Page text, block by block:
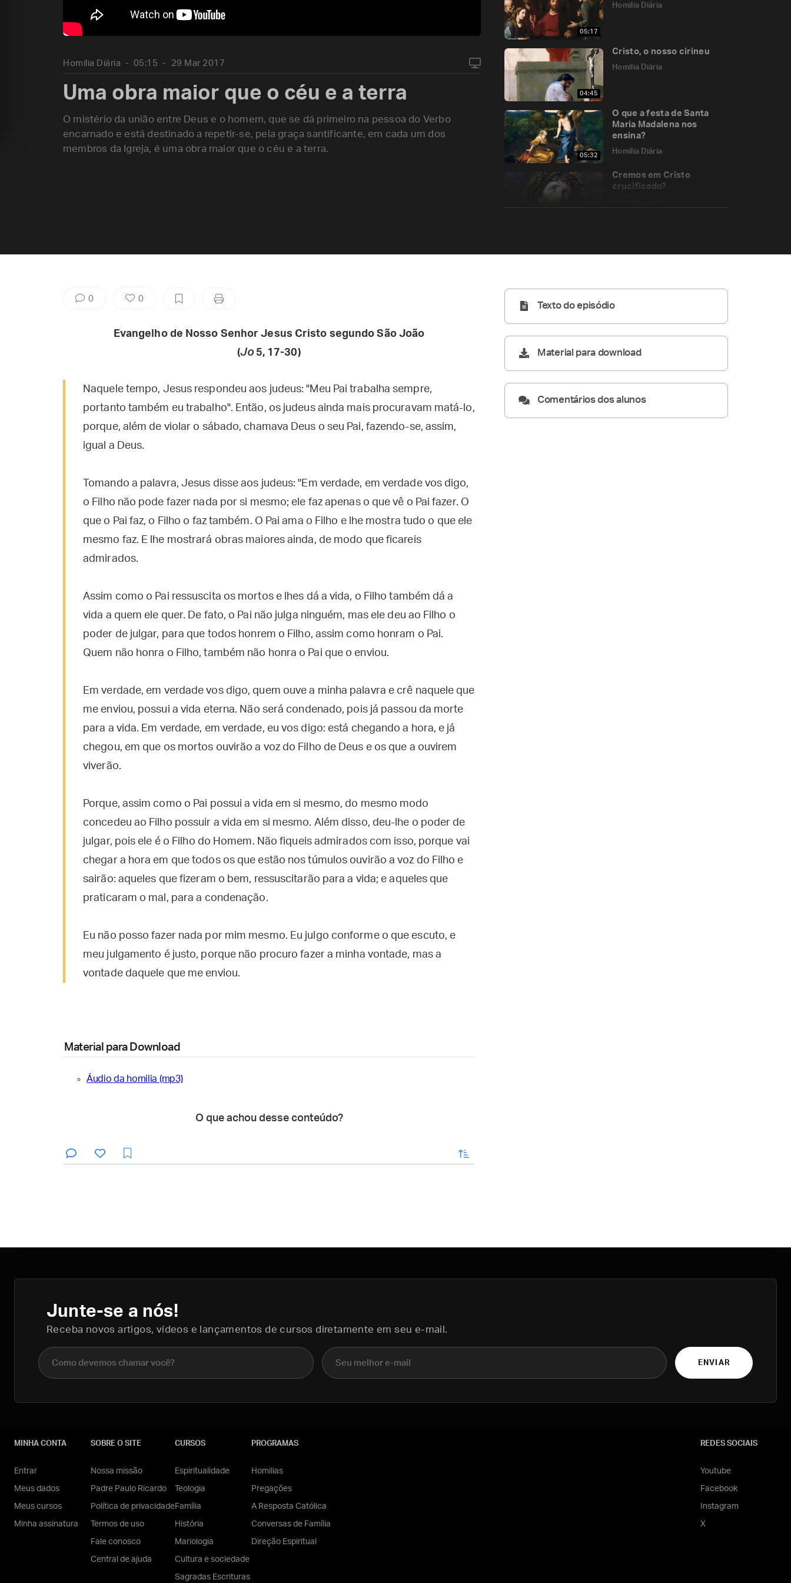
05:17
Homilia Diária
04:45
Cristo, o nosso cirineu
Homilia Diária
05:32
O que a festa de Santa
Maria Madalena nos
ensina?
Homilia Diária
Cremos em Cristo
crucificado?
Homilia Diária 05:15 29 Mar 2017
Uma obra maior que o céu e a terra
O mistério da união entre Deus e o homem, que se dá primeiro na pessoa do Verbo
encarnado e está destinado a repetir-se, pela graça santificante, em cada um dos
membros da Igreja, é uma obra maior que o céu e a terra.
0 0
Evangelho de Nosso Senhor Jesus Cristo segundo São João
(Jo5, 17-30)
Naquele tempo, Jesus respondeu aos judeus: "Meu Pai trabalha sempre,
portanto também eu trabalho". Então, os judeus ainda mais procuravam matá-lo,
porque, além de violar o sábado, chamava Deus o seu Pai, fazendo-se, assim,
igual a Deus.
Tomando a palavra, Jesus disse aos judeus: "Em verdade, em verdade vos digo,
o Filho não pode fazer nada por si mesmo; ele faz apenas o que vê o Pai fazer. O
que o Pai faz, o Filho o faz também. O Pai ama o Filho e lhe mostra tudo o que ele
mesmo faz. E lhe mostrará obras maiores ainda, de modo que ficareis
admirados.
Assim como o Pai ressuscita os mortos e lhes dá a vida, o Filho também dá a
vida a quem ele quer. De fato, o Pai não julga ninguém, mas ele deu ao Filho o
poder de julgar, para que todos honrem o Filho, assim como honram o Pai.
Quem não honra o Filho, também não honra o Pai que o enviou.
Em verdade, em verdade vos digo, quem ouve a minha palavra e crê naquele que
me enviou, possui a vida eterna. Não será condenado, pois já passou da morte
para a vida. Em verdade, em verdade, eu vos digo: está chegando a hora, e já
chegou, em que os mortos ouvirão a voz do Filho de Deus e os que a ouvirem
viverão.
Porque, assim como o Pai possui a vida em si mesmo, do mesmo modo
concedeu ao Filho possuir a vida em si mesmo. Além disso, deu-lhe o poder de
julgar, pois ele é o Filho do Homem. Não fiqueis admirados com isso, porque vai
chegar a hora em que todos os que estão nos túmulos ouvirão a voz do Filho e
sairão: aqueles que fizeram o bem, ressuscitarão para a vida; e aqueles que
praticaram o mal, para a condenação.
Eu não posso fazer nada por mim mesmo. Eu julgo conforme o que escuto, e
meu julgamento é justo, porque não procuro fazer a minha vontade, mas a
vontade daquele que me enviou.
Material para Download
Áudio da homilia (mp3)
O que achou desse conteúdo?
enviar
Texto do episódio
Material para download
Comentários dos alunos
Junte-se a nós!
Receba novos artigos, vídeos e lançamentos de cursos diretamente em seu e-mail.
Nome completo E-mail
ENVIAR
MINHA CONTA
Entrar
Meus dados
Meus cursos
Minha assinatura
SOBRE O SITE
Nossa missão
Padre Paulo Ricardo
Política de privacidade
Termos de uso
Fale conosco
Central de ajuda
CURSOS
Espiritualidade
Teologia
Família
História
Mariologia
Cultura e sociedade
Sagradas Escrituras
PROGRAMAS
Homilias
Pregações
A Resposta Católica
Conversas de Família
Direção Espiritual
REDES SOCIAIS
Youtube
Facebook
Instagram
X